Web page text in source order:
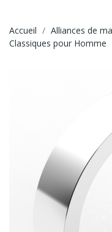
Accueil Alliances de
Classiques pour Homme